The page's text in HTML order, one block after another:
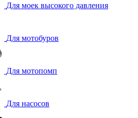
Для моек высокого давления
Для мотобуров
Для мотопомп
Для насосов